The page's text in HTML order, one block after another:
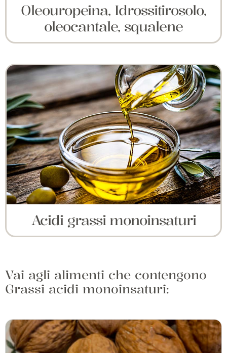
Oleouropeina, Idrossitirosolo,
oleocantale, squalene
Acidi grassi monoinsaturi
Vai agli alimenti che contengono
Grassi acidi monoinsaturi: